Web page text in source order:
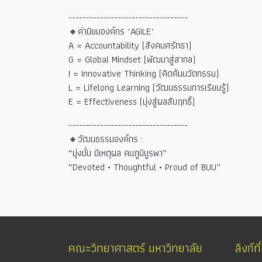
----------------------------------
🔸ค่านิยมองค์กร "AGILE"
A = Accountability (สังคมศรัทธา)
G = Global Mindset (พัฒนาสู่สากล)
I = Innovative Thinking (คิดค้นนวัตกรรม)
L = Lifelong Learning (วัฒนธรรมการเรียนรู้)
E = Effectiveness (มุ่งสู่ผลสัมฤทธิ์)
----------------------------------
🔸วัฒนธรรมองค์กร :
“มุ่งมั่น มีเหตุผล คนภูมิบูรพา”
“Devoted • Thoughtful • Proud of BUU”
คณะวิทยาศาสตร์ มหาวิทยาลัย
ลิงก์